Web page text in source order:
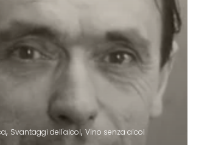
Svantaggi dell'alcol Vino senza alcol